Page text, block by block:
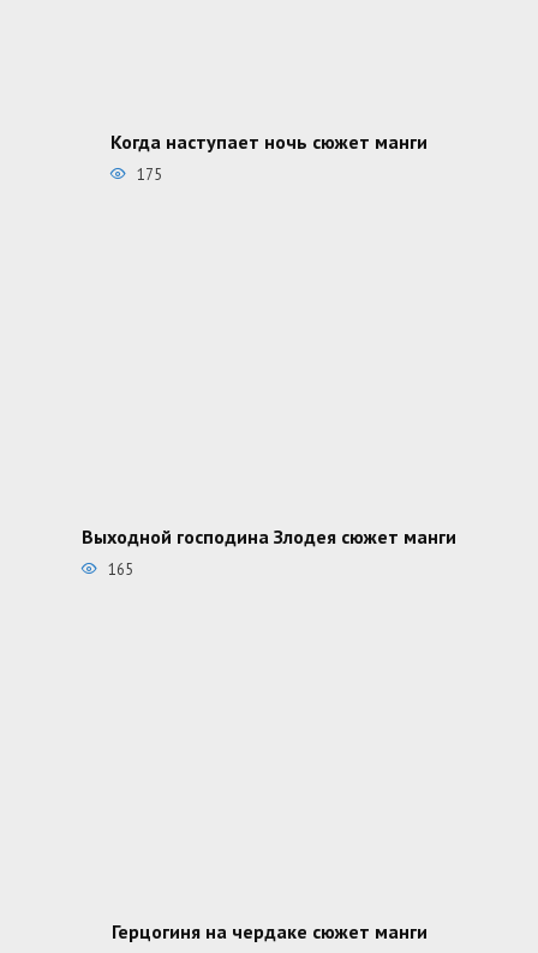
Когда наступает ночь сюжет манги
175
Выходной господина Злодея сюжет манги
165
Герцогиня на чердаке сюжет манги